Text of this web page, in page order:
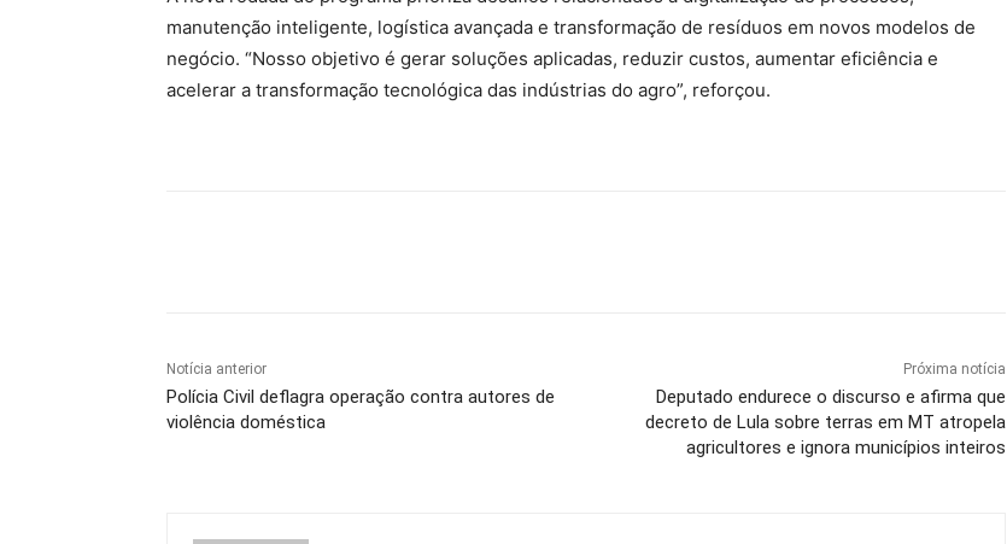
manutenção inteligente, logística avançada e transformação de resíduos em novos modelos de
negócio. “Nosso objetivo é gerar soluções aplicadas, reduzir custos, aumentar eficiência e
acelerar a transformação tecnológica das indústrias do agro”, reforçou.
Notícia anterior
Polícia Civil deflagra operação contra autores de
violência doméstica
Próxima notícia
Deputado endurece o discurso e afirma que
decreto de Lula sobre terras em MT atropela
agricultores e ignora municípios inteiros